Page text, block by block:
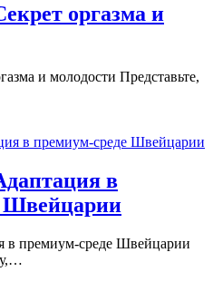
оргазма и
и молодости Представьте,
в
Швейцарии
в премиум-среде Швейцарии
…